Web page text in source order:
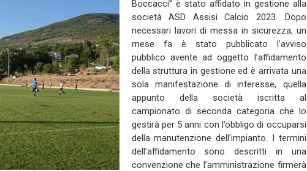
Boccacci” è stato affidato in gestione alla
società ASD Assisi Calcio 2023. Dopo
necessari lavori di messa in sicurezza, un
mese fa è stato pubblicato l’avviso
pubblico avente ad oggetto l’affidamento
della struttura in gestione ed è arrivata una
sola manifestazione di interesse, quella
appunto della società iscritta al
campionato di seconda categoria che lo
gestirà per 5 anni con l’obbligo di occuparsi
della manutenzione dell’impianto. I termini
dell’affidamento sono descritti in una
convenzione che l’amministrazione firmerà